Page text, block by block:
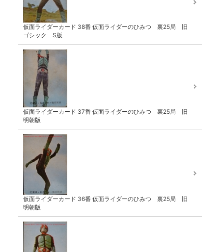
仮面ライダーカード 38番 仮面ライダーのひみつ 裏25局 旧
ゴシック S版
仮面ライダーカード 37番 仮面ライダーのひみつ 裏25局 旧
明朝版
仮面ライダーカード 36番 仮面ライダーのひみつ 裏25局 旧
明朝版